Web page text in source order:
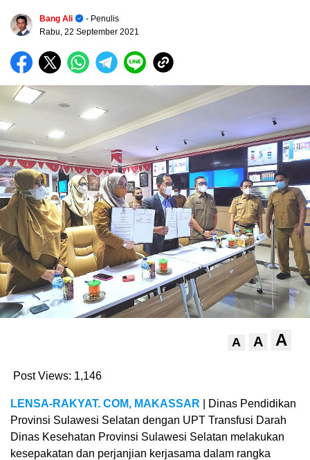
Bang Ali
- Penulis
Rabu, 22 September 2021
A A A
Post Views: 1,146
LENSA-RAKYAT. COM, MAKASSAR | Dinas Pendidikan
Provinsi Sulawesi Selatan dengan UPT Transfusi Darah
Dinas Kesehatan Provinsi Sulawesi Selatan melakukan
kesepakatan dan perjanjian kerjasama dalam rangka